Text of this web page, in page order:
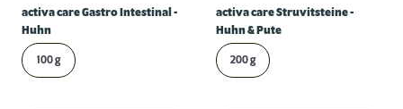
activa care Gastro Intestinal -
Huhn
100 g
activa care Struvitsteine -
Huhn & Pute
200 g